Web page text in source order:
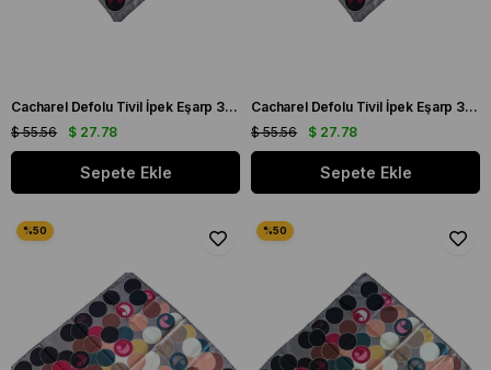
Cacharel Defolu Tivil İpek Eşarp 35733 Krem Karışık Desen
$ 27.78
$ 55.56
Sepete Ekle
Cacharel Defolu Tivil İpek Eşarp 35744 Krem Karışık Desen
$ 27.78
$ 55.56
Sepete Ekle